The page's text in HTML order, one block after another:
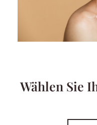
Wählen Sie